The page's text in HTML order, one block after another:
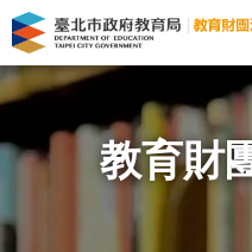
教
育
團
資
料
府
網
站
選
教育財